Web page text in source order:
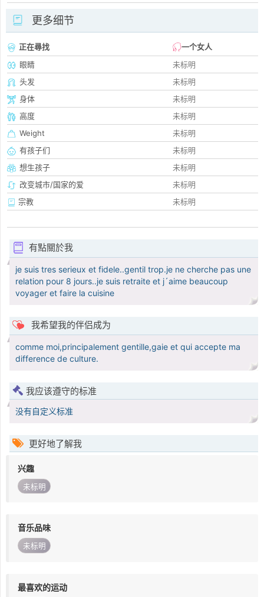
更多细节
正在尋找
一个女人
眼睛
未标明
头发
未标明
身体
未标明
高度
未标明
Weight
未标明
有孩子们
未标明
想生孩子
未标明
改变城市/国家的爱
未标明
宗教
未标明
有點關於我
je suis tres serieux et fidele..gentil trop.je ne cherche pas une
relation pour 8 jours..je suis retraite et j´aime beaucoup
voyager et faire la cuisine
我希望我的伴侣成为
comme moi,principalement gentille,gaie et qui accepte ma
difference de culture.
我应该遵守的标准
没有自定义标准
更好地了解我
兴趣
未标明
音乐品味
未标明
最喜欢的运动